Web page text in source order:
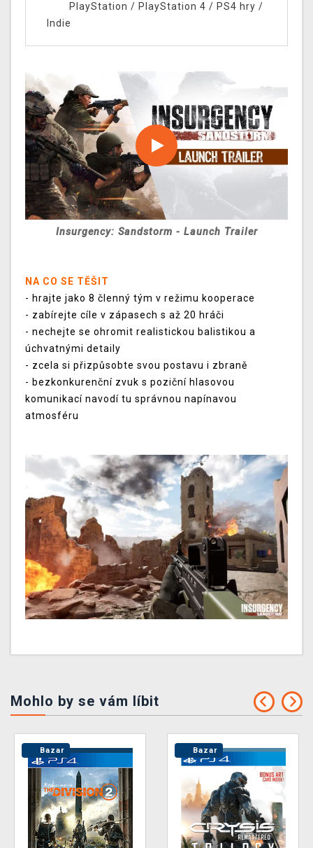
PlayStation / PlayStation 4 / PS4 hry /
Indie
Insurgency: Sandstorm - Launch Trailer
NA CO SE TĚŠIT
- hrajte jako 8 členný tým v režimu kooperace
- zabírejte cíle v zápasech s až 20 hráči
- nechejte se ohromit realistickou balistikou a
úchvatnými detaily
- zcela si přizpůsobte svou postavu i zbraně
- bezkonkurenční zvuk s poziční hlasovou
komunikací navodí tu správnou napínavou
atmosféru
Mohlo by se vám líbit
Bazar Bazar